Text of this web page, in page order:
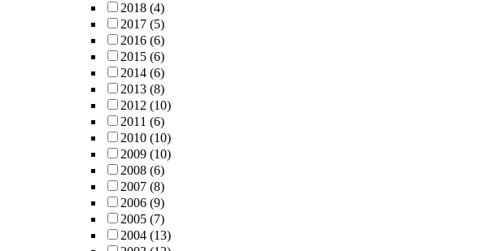
2018 (4)
2017 (5)
2016 (6)
2015 (6)
2014 (6)
2013 (8)
2012 (10)
2011 (6)
2010 (10)
2009 (10)
2008 (6)
2007 (8)
2006 (9)
2005 (7)
2004 (13)